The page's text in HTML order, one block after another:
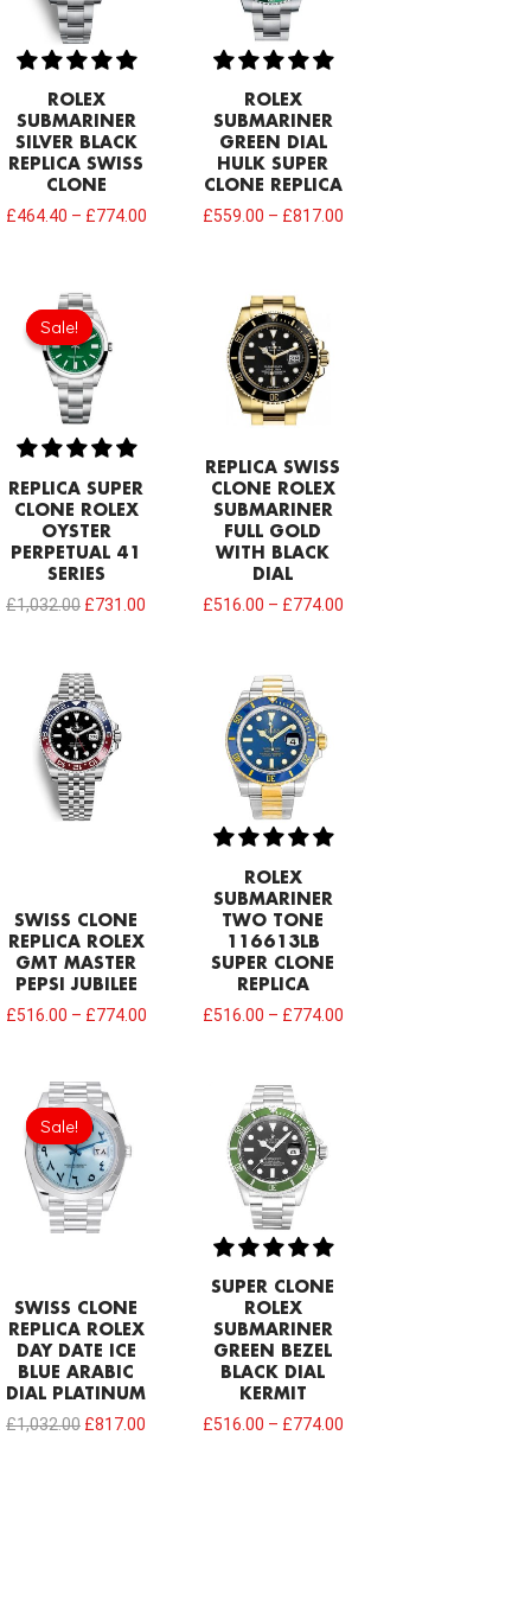
ROLEX
SUBMARINER
SILVER BLACK
REPLICA SWISS
CLONE
£464.40 – £774.00
ROLEX
SUBMARINER
GREEN DIAL
HULK SUPER
CLONE REPLICA
£559.00 – £817.00
Sale!
Sale!
REPLICA SUPER
CLONE ROLEX
OYSTER
PERPETUAL 41
SERIES
£1,032.00
Original
price
was:
£1,032.00.
£731.00
REPLICA SWISS
CLONE ROLEX
SUBMARINER
FULL GOLD
WITH BLACK
DIAL
£516.00 – £774.00
SWISS CLONE
REPLICA ROLEX
GMT MASTER
PEPSI JUBILEE
£516.00 – £774.00
ROLEX
SUBMARINER
TWO TONE
116613LB
SUPER CLONE
REPLICA
£516.00 – £774.00
Sale!
Sale!
SWISS CLONE
REPLICA ROLEX
DAY DATE ICE
BLUE ARABIC
DIAL PLATINUM
£1,032.00
Original
price
was:
£1,032.00.
£817.00
SUPER CLONE
ROLEX
SUBMARINER
GREEN BEZEL
BLACK DIAL
KERMIT
£516.00 – £774.00